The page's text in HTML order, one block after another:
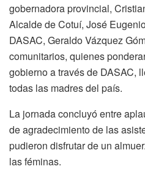
gobernadora provincial,
Alcalde de Cotuí, José
DASAC, Geraldo Vázquez
comunitarios, quienes
gobierno a través de DASAC,
todas las madres del país.
La jornada concluyó entre
de agradecimiento de las
pudieron disfrutar de un
las féminas.